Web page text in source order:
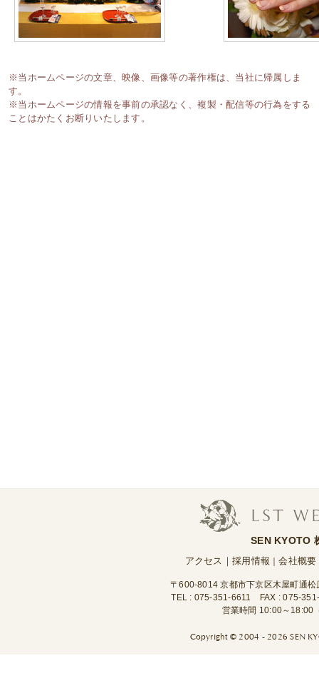
※当ホームページの文章、映像、画像等の著作権は、当社に帰属しま
す。
※当ホームページの情報を事前の承認なく、複製・配信等の行為をする
ことはかたくお断りいたします。
SEN KYOTO
アクセス ｜採用情報 ｜会社概要
〒600-8014 京都市下京区木屋町通
TEL : 075-351-6611
FAX : 075-
営業時間 10:00～18:00
Copyright ©2004 - 2026 SEN